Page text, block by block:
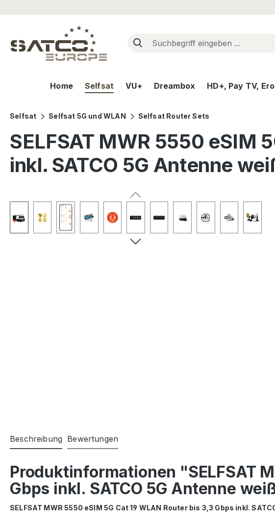
Home Selfsat VU+ Dreambox HD+, Pay TV,
Selfsat Selfsat 5G und WLAN Selfsat Router Sets
SELFSAT MWR 5550 eSIM
inkl. SATCO 5G Antenne
Bildergalerie überspringen
Beschreibung Bewertungen
Produktinformationen "SELFSAT
Gbps inkl. SATCO 5G Antenne
SELFSAT MWR 5550 eSIM 5G Cat 19 WLAN Router bis 3,3 Gbps inkl.